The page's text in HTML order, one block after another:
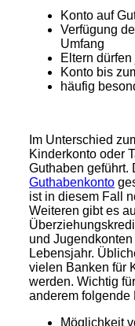
Konto auf
Verfügung
Umfang
Eltern
Konto bis
häufig
Im Unterschied
Kinderkonto oder
Guthaben geführt.
Guthabenkonto
ist in diesem Fall
Weiteren gibt es
und
Lebensjahr.
vielen Banken für
werden. Wichtig
anderem folgende
Möglichkeit